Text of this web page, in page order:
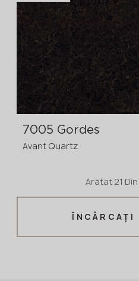
3200x1600x20 mm
3200x1600x30
mm
comanda
> 20
7005 Gordes
Avant Quartz
3200x1600x20 mm
3200x1600x30
mm
comanda în
>20
Arătat 21 Din
ÎNCĂRCAȚI